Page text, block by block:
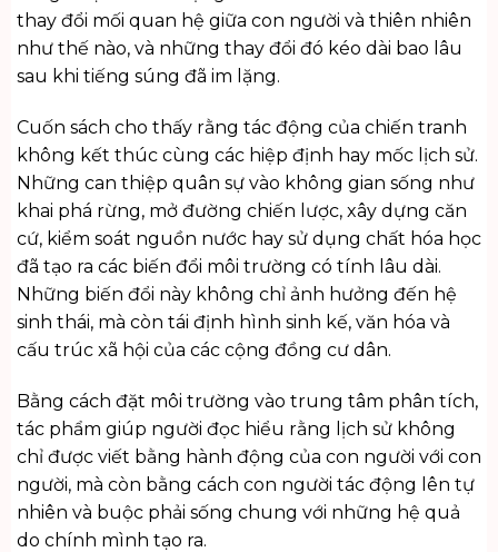
thay đổi mối quan hệ giữa con người và thiên nhiên
như thế nào, và những thay đổi đó kéo dài bao lâu
sau khi tiếng súng đã im lặng.
Cuốn sách cho thấy rằng tác động của chiến tranh
không kết thúc cùng các hiệp định hay mốc lịch sử.
Những can thiệp quân sự vào không gian sống như
khai phá rừng, mở đường chiến lược, xây dựng căn
cứ, kiểm soát nguồn nước hay sử dụng chất hóa học
đã tạo ra các biến đổi môi trường có tính lâu dài.
Những biến đổi này không chỉ ảnh hưởng đến hệ
sinh thái, mà còn tái định hình sinh kế, văn hóa và
cấu trúc xã hội của các cộng đồng cư dân.
Bằng cách đặt môi trường vào trung tâm phân tích,
tác phẩm giúp người đọc hiểu rằng lịch sử không
chỉ được viết bằng hành động của con người với con
người, mà còn bằng cách con người tác động lên tự
nhiên và buộc phải sống chung với những hệ quả
do chính mình tạo ra.